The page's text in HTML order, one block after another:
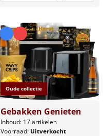
Oude collectie
Gebakken Genieten
Inhoud: 17 artikelen
Voorraad: Uitverkocht